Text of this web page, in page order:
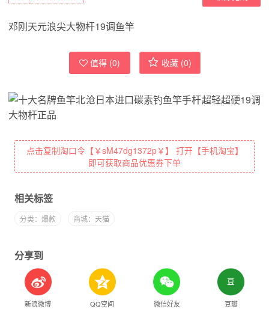
邓刚天元浪尖大物杆19调鱼竿
值得 (0) 收藏 (0)
点击复制淘口令【￥sM47dg1372p￥】 打开【手机淘宝】
即可获取商品优惠券下单
相关标签
分类：爆款 商城：天猫
分享到
新浪微博 QQ空间 微信好友 豆瓣